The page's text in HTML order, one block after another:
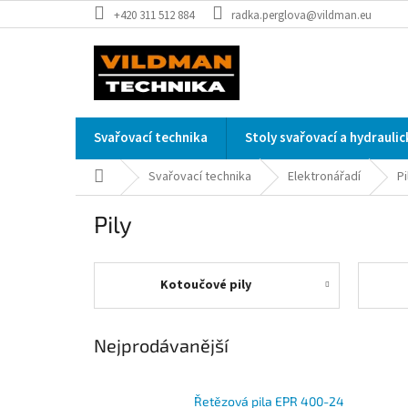
na
+420 311 512 884 radka.perglova@vildman.eu
Svařovací technika Stoly svařovací a
Domů Svařovací technika Elektronářadí
Pily
Kotoučové pily
Nejprodávanější
Řetězová pila EPR 400-24